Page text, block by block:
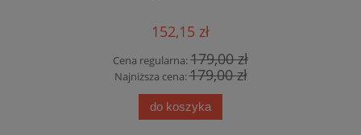
152,15 zł
Cena regularna:179,00 zł
Najniższa cena:179,00 zł
do koszyka